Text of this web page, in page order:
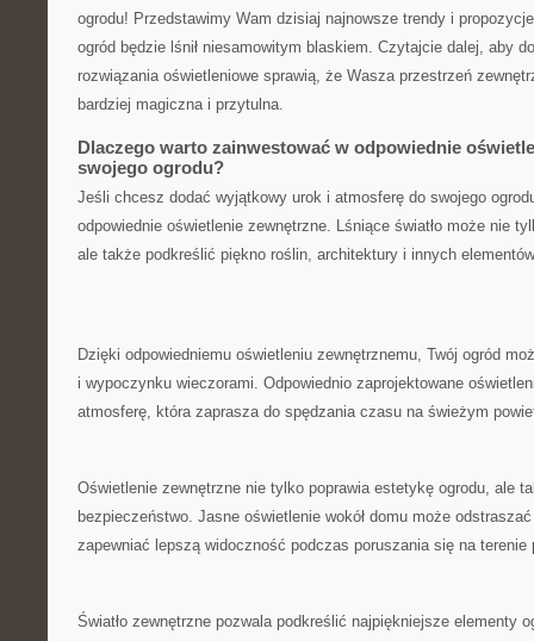
ogrodu! Przedstawimy Wam dzisiaj ‌najnowsze trendy i
ogród będzie lśnił niesamowitym blaskiem. Czytajcie dalej, aby
rozwiązania oświetleniowe sprawią, że ⁢Wasza przestrzeń
bardziej magiczna ⁤i przytulna.
Dlaczego ⁢warto zainwestować w odpowiednie
swojego ‌ogrodu?
Jeśli chcesz⁤ dodać wyjątkowy urok i atmosferę do swojego
odpowiednie oświetlenie zewnętrzne. Lśniące światło może nie
ale ⁢także​ podkreślić⁢ piękno roślin, architektury i‍ innych
Dzięki odpowiedniemu oświetleniu zewnętrznemu, ‌Twój ogród
i wypoczynku wieczorami. Odpowiednio zaprojektowane
‍atmosferę, która zaprasza do spędzania czasu na świeżym
Oświetlenie zewnętrzne nie tylko poprawia estetykę ogrodu, ale
bezpieczeństwo. Jasne oświetlenie wokół domu może
zapewniać lepszą widoczność podczas poruszania się na terenie
Światło zewnętrzne pozwala podkreślić​ najpiękniejsze elementy